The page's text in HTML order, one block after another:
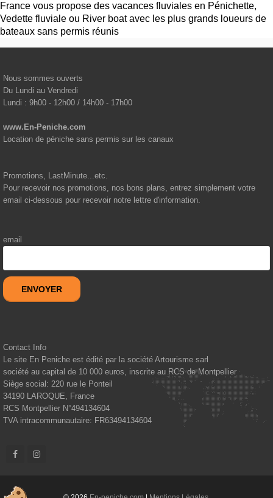
France vous propose des vacances fluviales en Pénichette,
Vedette fluviale ou River boat avec les plus grands loueurs de
bateaux sans permis réunis
Nous sommes ouverts
Du Lundi au Vendredi
Lundi : 9h00 - 12h00 / 14h00 - 17h00
www.En-Peniche.com
Location de péniche sans permis sur les canaux
Promotions, LastMinute...etc.
Pour recevoir nos promotions, nos bons plans, entrez simplement votre
email ci-dessous pour recevoir notre lettre d'information.
email
ENVOYER
Contact Info
Le site En Peniche est édité par la société Artourisme sarl
société au capital de 10 000 euros, inscrite au RCS de Montpellier
Siège social: 220 rue le Ponteil
34190 LAROQUE, France
RCS Montpellier N°494134604
TVA intracommunautaire: FR63494134604